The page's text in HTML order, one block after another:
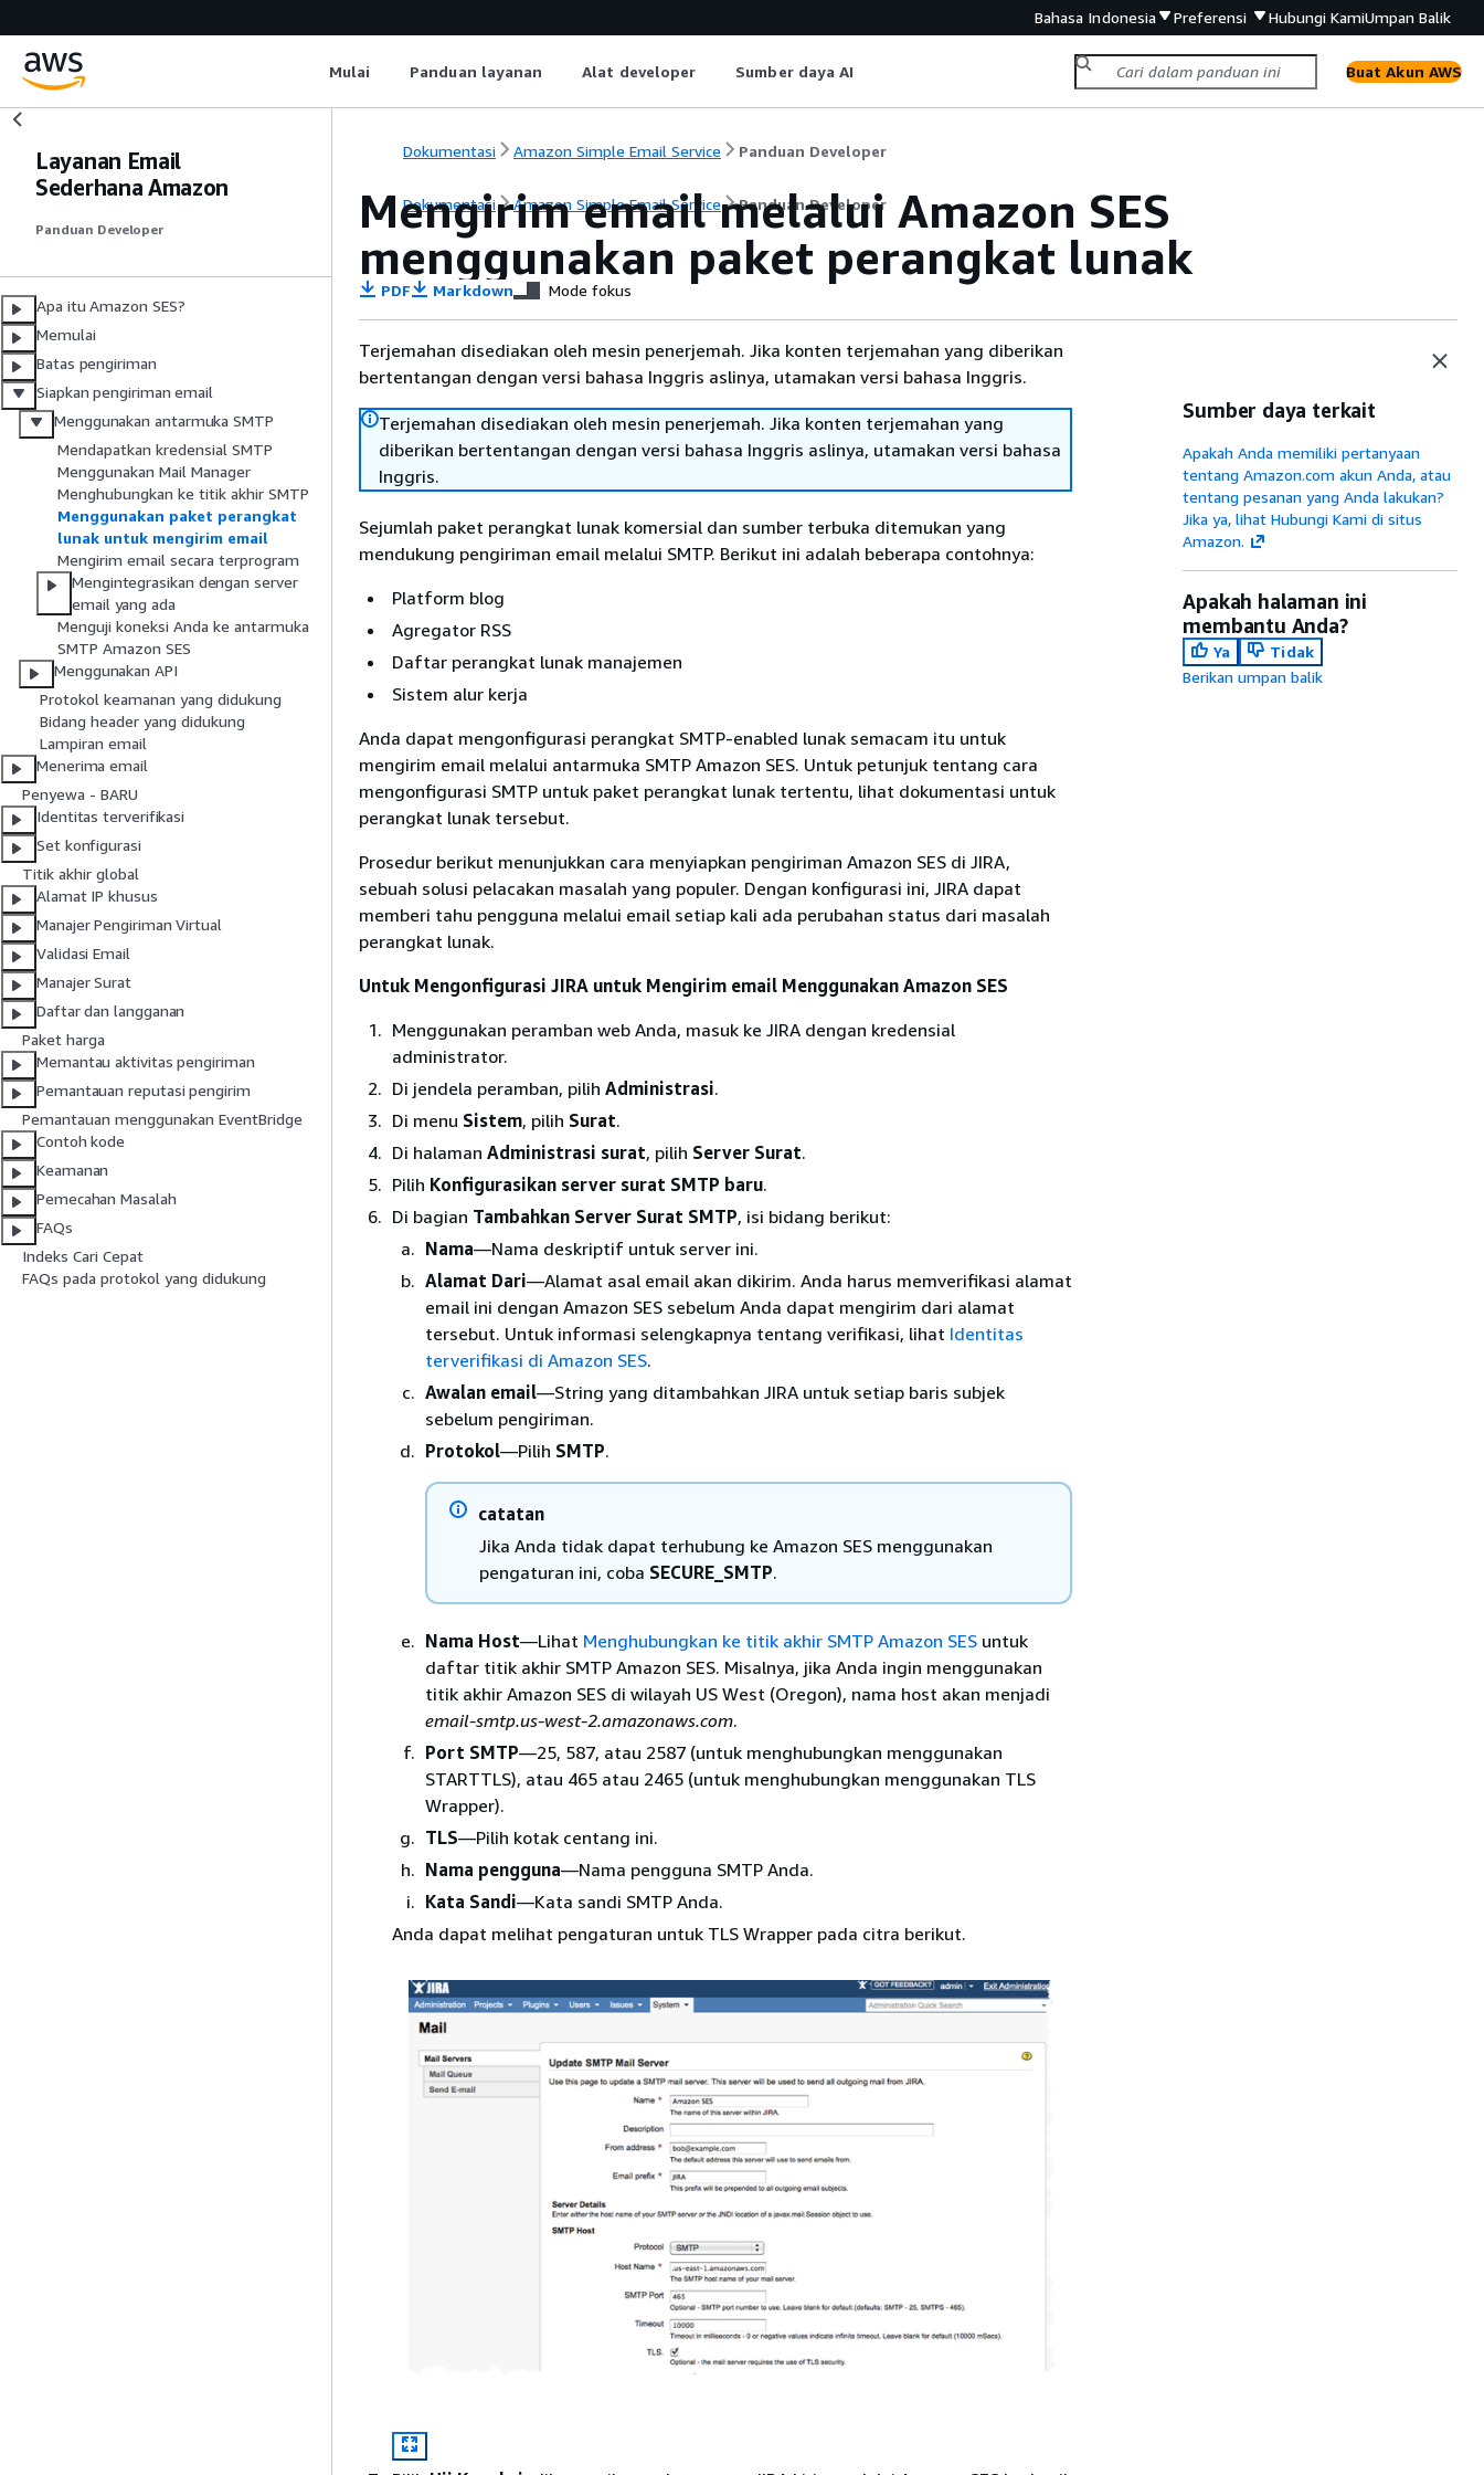
Bahasa Indonesia Preferensi Hubungi KamiUmpan Balik
Mulai Panduan layanan Alat developer Sumber daya AI Buat Akun AWS
Layanan Email
Sederhana Amazon
Panduan Developer
Apa itu Amazon SES?
Memulai
Batas pengiriman
Siapkan pengiriman email
Menggunakan antarmuka SMTP
Mendapatkan kredensial SMTP
Menggunakan Mail Manager
Menghubungkan ke titik akhir SMTP
Menggunakan paket perangkat
lunak untuk mengirim email
Mengirim email secara terprogram
Mengintegrasikan dengan server
email yang ada
Menguji koneksi Anda ke antarmuka
SMTP Amazon SES
Menggunakan API
Protokol keamanan yang didukung
Bidang header yang didukung
Lampiran email
Menerima email
Penyewa - BARU
Identitas terverifikasi
Set konfigurasi
Titik akhir global
Alamat IP khusus
Manajer Pengiriman Virtual
Validasi Email
Manajer Surat
Daftar dan langganan
Paket harga
Memantau aktivitas pengiriman
Pemantauan reputasi pengirim
Pemantauan menggunakan EventBridge
Contoh kode
Keamanan
Pemecahan Masalah
FAQs
Indeks Cari Cepat
FAQs pada protokol yang didukung
Dokumentasi Amazon Simple Email Service Panduan Developer
Dokumentasi Amazon Simple Email Service Panduan Developer
Mengirim email melalui Amazon SES
menggunakan paket perangkat lunak
PDF Markdown Mode fokus
Terjemahan disediakan oleh mesin penerjemah. Jika konten terjemahan yang diberikan
bertentangan dengan versi bahasa Inggris aslinya, utamakan versi bahasa Inggris.
Terjemahan disediakan oleh mesin penerjemah. Jika konten terjemahan yang
diberikan bertentangan dengan versi bahasa Inggris aslinya, utamakan versi bahasa
Inggris.
Sejumlah paket perangkat lunak komersial dan sumber terbuka ditemukan yang
mendukung pengiriman email melalui SMTP. Berikut ini adalah beberapa contohnya:
Platform blog
Agregator RSS
Daftar perangkat lunak manajemen
Sistem alur kerja
Anda dapat mengonfigurasi perangkat SMTP-enabled lunak semacam itu untuk
mengirim email melalui antarmuka SMTP Amazon SES. Untuk petunjuk tentang cara
mengonfigurasi SMTP untuk paket perangkat lunak tertentu, lihat dokumentasi untuk
perangkat lunak tersebut.
Prosedur berikut menunjukkan cara menyiapkan pengiriman Amazon SES di JIRA,
sebuah solusi pelacakan masalah yang populer. Dengan konfigurasi ini, JIRA dapat
memberi tahu pengguna melalui email setiap kali ada perubahan status dari masalah
perangkat lunak.
Untuk Mengonfigurasi JIRA untuk Mengirim email Menggunakan Amazon SES
Menggunakan peramban web Anda, masuk ke JIRA dengan kredensial
administrator.
Di jendela peramban, pilih Administrasi.
Di menu Sistem, pilih Surat.
Di halaman Administrasi surat, pilih Server Surat.
Pilih Konfigurasikan server surat SMTP baru.
Di bagian Tambahkan Server Surat SMTP, isi bidang berikut:
Nama—Nama deskriptif untuk server ini.
Alamat Dari—Alamat asal email akan dikirim. Anda harus memverifikasi alamat
email ini dengan Amazon SES sebelum Anda dapat mengirim dari alamat
tersebut. Untuk informasi selengkapnya tentang verifikasi, lihat Identitas
terverifikasi di Amazon SES.
Awalan email—String yang ditambahkan JIRA untuk setiap baris subjek
sebelum pengiriman.
Protokol—Pilih SMTP.
catatan
Jika Anda tidak dapat terhubung ke Amazon SES menggunakan
pengaturan ini, coba SECURE_SMTP.
Nama Host—Lihat Menghubungkan ke titik akhir SMTP Amazon SES untuk
daftar titik akhir SMTP Amazon SES. Misalnya, jika Anda ingin menggunakan
titik akhir Amazon SES di wilayah US West (Oregon), nama host akan menjadi
email-smtp.us-west-2.amazonaws.com.
Port SMTP—25, 587, atau 2587 (untuk menghubungkan menggunakan
STARTTLS), atau 465 atau 2465 (untuk menghubungkan menggunakan TLS
Wrapper).
TLS—Pilih kotak centang ini.
Nama pengguna—Nama pengguna SMTP Anda.
Kata Sandi—Kata sandi SMTP Anda.
Anda dapat melihat pengaturan untuk TLS Wrapper pada citra berikut.
Sumber daya terkait
Apakah Anda memiliki pertanyaan
tentang Amazon.com akun Anda, atau
tentang pesanan yang Anda lakukan?
Jika ya, lihat Hubungi Kami di situs
Amazon.
Apakah halaman ini
membantu Anda?
Ya
Tidak
Berikan umpan balik